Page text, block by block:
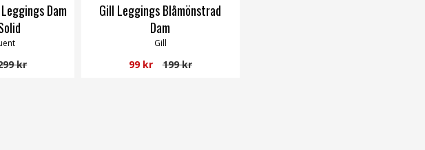
Dam
kr
Gill Leggings Blåmönstrad
Dam
Gill
99 kr 199 kr